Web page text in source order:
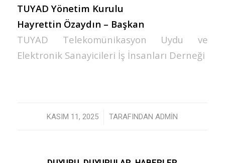
TUYAD Yönetim Kurulu
Hayrettin Özaydın – Başkan
TUYAD Telekomünikasyon Uydu ve
Elektronik Sanayicileri İş İnsanları Derneği
KASIM 11, 2025
/ TARAFINDANADMIN